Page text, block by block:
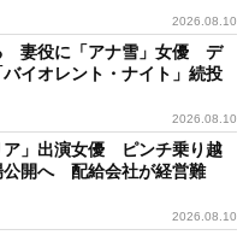
2026.08.10
妻役に「アナ雪」女優 デ
イオレント・ナイト」続投
2026.08.10
ア」出演女優 ピンチ乗り越
公開へ 配給会社が経営難
2026.08.10